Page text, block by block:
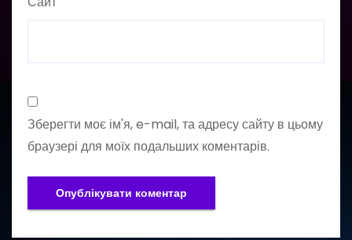
Зберегти моє ім'я, e-mail, та адресу сайту в цьому
браузері для моїх подальших коментарів.